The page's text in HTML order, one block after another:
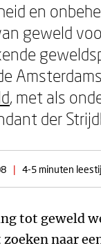
en
geweld
, met als
der
| 4-5 minuten
tot geweld
naar